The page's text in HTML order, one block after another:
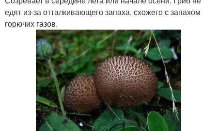
едят из-за отталкивающего запаха, схожего с запахом
горючих газов.